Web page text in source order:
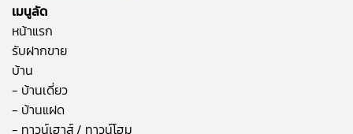
เมนูลัด
หน้าแรก
รับฝากขาย
บ้าน
- บ้านเดี่ยว
- บ้านแฝด
- ทาวน์เฮาส์ / ทาวน์โฮม